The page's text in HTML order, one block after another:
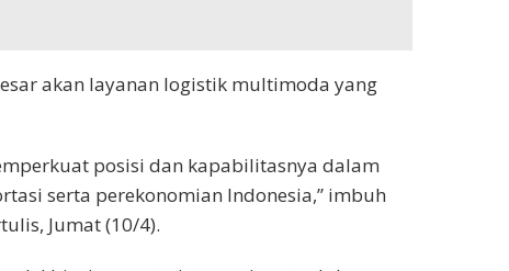
akan layanan logistik multimoda yang
posisi dan kapabilitasnya dalam
serta perekonomian Indonesia,” imbuh
Jumat (10/4).